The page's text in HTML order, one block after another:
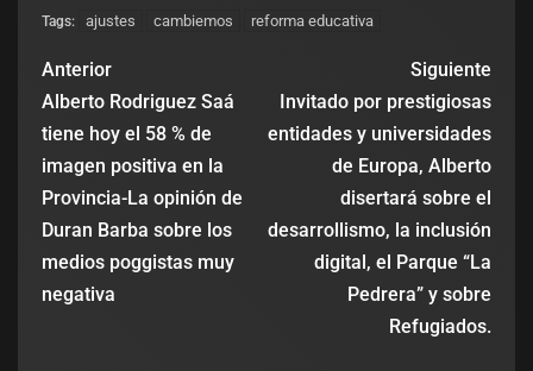
Tags: ajustes cambiemos reforma educativa
Anterior
Alberto Rodriguez Saá
tiene hoy el 58 % de
imagen positiva en la
Provincia-La opinión de
Duran Barba sobre los
medios poggistas muy
negativa
Siguiente
Invitado por prestigiosas
entidades y universidades
de Europa, Alberto
disertará sobre el
desarrollismo, la inclusión
digital, el Parque “La
Pedrera” y sobre
Refugiados.